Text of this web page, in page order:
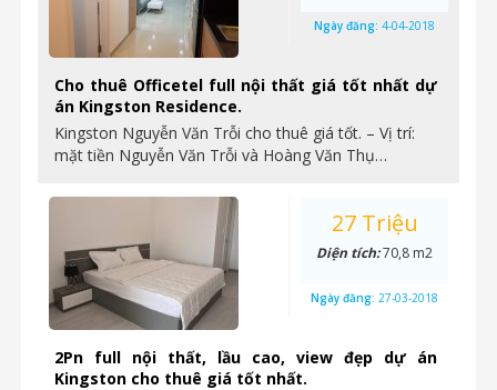
Cho thuê Officetel full nội thất giá tốt nhất dự
án Kingston Residence.
Kingston Nguyễn Văn Trỗi cho thuê giá tốt. – Vị trí:
mặt tiền Nguyễn Văn Trỗi và Hoàng Văn Thụ…
Ngày đăng: 4-04-2018
2Pn full nội thất, lầu cao, view đẹp dự án
Kingston cho thuê giá tốt nhất.
27 Triệu
Diện tích:70,8 m2
Ngày đăng: 27-03-2018